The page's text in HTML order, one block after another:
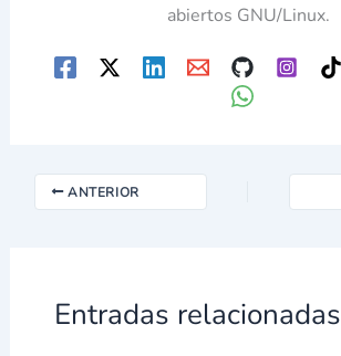
abiertos GNU/Linux.
ANTERIOR
Entradas relacionadas